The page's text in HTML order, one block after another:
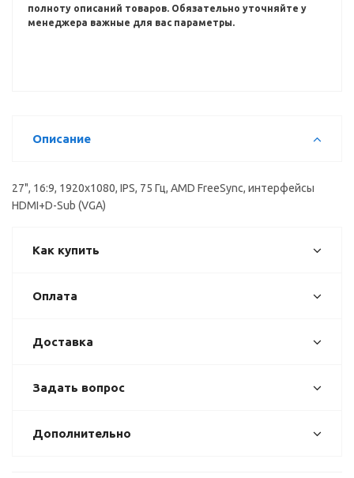
полноту описаний товаров. Обязательно уточняйте у
менеджера важные для вас параметры.
Описание
27", 16:9, 1920x1080, IPS, 75 Гц, AMD FreeSync, интерфейсы
HDMI+D-Sub (VGA)
Как купить
Оплата
Доставка
Задать вопрос
Дополнительно